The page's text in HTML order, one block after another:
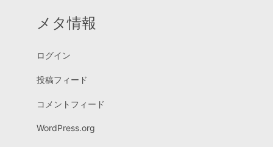
メタ情報
ログイン
投稿フィード
コメントフィード
WordPress.org